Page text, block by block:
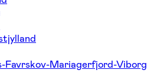
Favrskov-Mariagerfjord-Viborg